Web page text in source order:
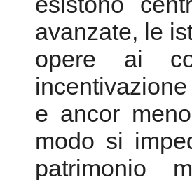
avanzate, le
opere ai
e ancor
modo si
patrimonio